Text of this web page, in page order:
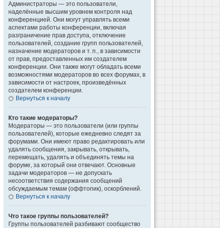
Администраторы — это пользователи,
наделённые высшим уровнем контроля над
конференцией. Они могут управлять всеми
аспектами работы конференции, включая
разграничение прав доступа, отключение
пользователей, создание групп пользователей,
назначение модераторов и т. п., в зависимости
от прав, предоставленных им создателем
конференции. Они также могут обладать всеми
возможностями модераторов во всех форумах, в
зависимости от настроек, произведённых
создателем конференции.
Вернуться к началу
Кто такие модераторы?
Модераторы — это пользователи (или группы
пользователей), которые ежедневно следят за
форумами. Они имеют право редактировать или
удалять сообщения, закрывать, открывать,
перемещать, удалять и объединять темы на
форуме, за который они отвечают. Основные
задачи модераторов — не допускать
несоответствия содержания сообщений
обсуждаемым темам (оффтопик), оскорблений.
Вернуться к началу
Что такое группы пользователей?
Группы пользователей разбивают сообщество